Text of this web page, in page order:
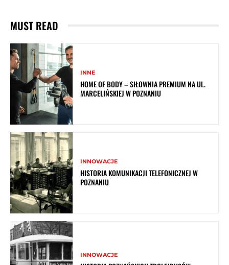
MUST READ
INNE
HOME OF BODY – SIŁOWNIA PREMIUM NA UL.
MARCELIŃSKIEJ W POZNANIU
INNOWACJE
HISTORIA KOMUNIKACJI TELEFONICZNEJ W
POZNANIU
INNOWACJE